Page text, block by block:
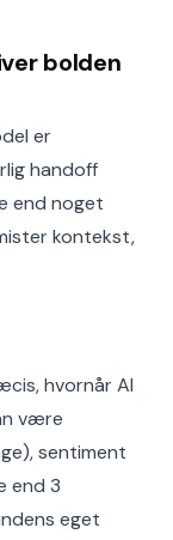
bolden
er
handoff
end noget
kontekst,
hvornår AI
være
sentiment
end 3
eget